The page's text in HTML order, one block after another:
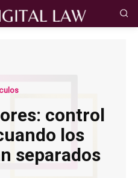
los
separados